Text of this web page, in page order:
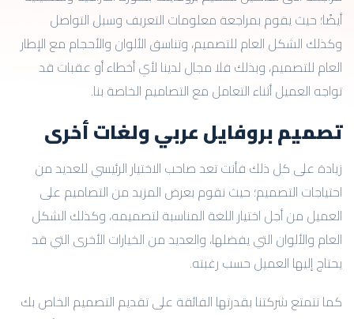
أيضًا؛ حيث يقوم بمراجعة معلومات التعريف وسبل التواصل
وكذلك الشكل العام للتصميم، وتناسق الألوان والأحجام مع الإطار
العام للتصميم، وبذلك فلا مجال لدينا لأي أخطاء أو عقبات قد
تواجه العميل أثناء التعامل مع التصاميم الخاصة بنا.
تصميم بروفايل عربي ولغات أخرى
زيادة على كل ذلك فأنت تعد صاحب الاختيار الرئيسي للعديد من
احتياجات التصميم؛ حيث نقوم بعرض المزيد من التصاميم على
العميل من أجل اختيار اللغة المناسبة لتصميمه، وكذلك الشكل
العام والألوان التي يفضلها، والعديد من الخيارات الأخرى التي قد
يحتاج إليها العميل حسب رغبته.
كما تتمتع شركتنا بقدرتها الفائقة على تقديم التصميم الخاص بك